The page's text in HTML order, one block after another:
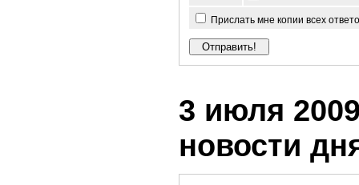
Прислать мне копии всех
3 июля
новости